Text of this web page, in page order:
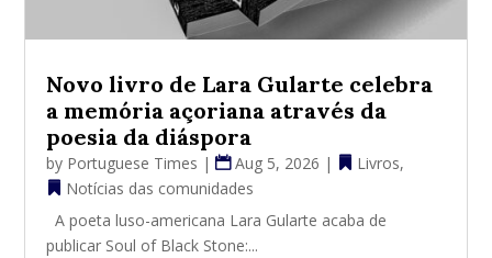
Novo livro de Lara Gularte celebra
a memória açoriana através da
poesia da diáspora
by Portuguese Times | Aug 5, 2026 | Livros,
Notícias das comunidades
A poeta luso-americana Lara Gularte acaba de
publicar Soul of Black Stone:...